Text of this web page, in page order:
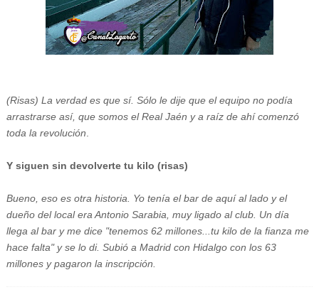
(Risas) La verdad es que sí. Sólo le dije que el equipo no podía
arrastrarse así, que somos el Real Jaén y a raíz de ahí comenzó
toda la revolución
Y siguen sin devolverte tu kilo (risas)
Bueno, eso es otra historia. Yo tenía el bar de aquí al lado y el
dueño del local era Antonio Sarabia, muy ligado al club. Un día
llega al bar y me dice "tenemos 62 millones...tu kilo de la fianza me
hace falta" y se lo di. Subió a Madrid con Hidalgo con los 63
millones y pagaron la inscripción.